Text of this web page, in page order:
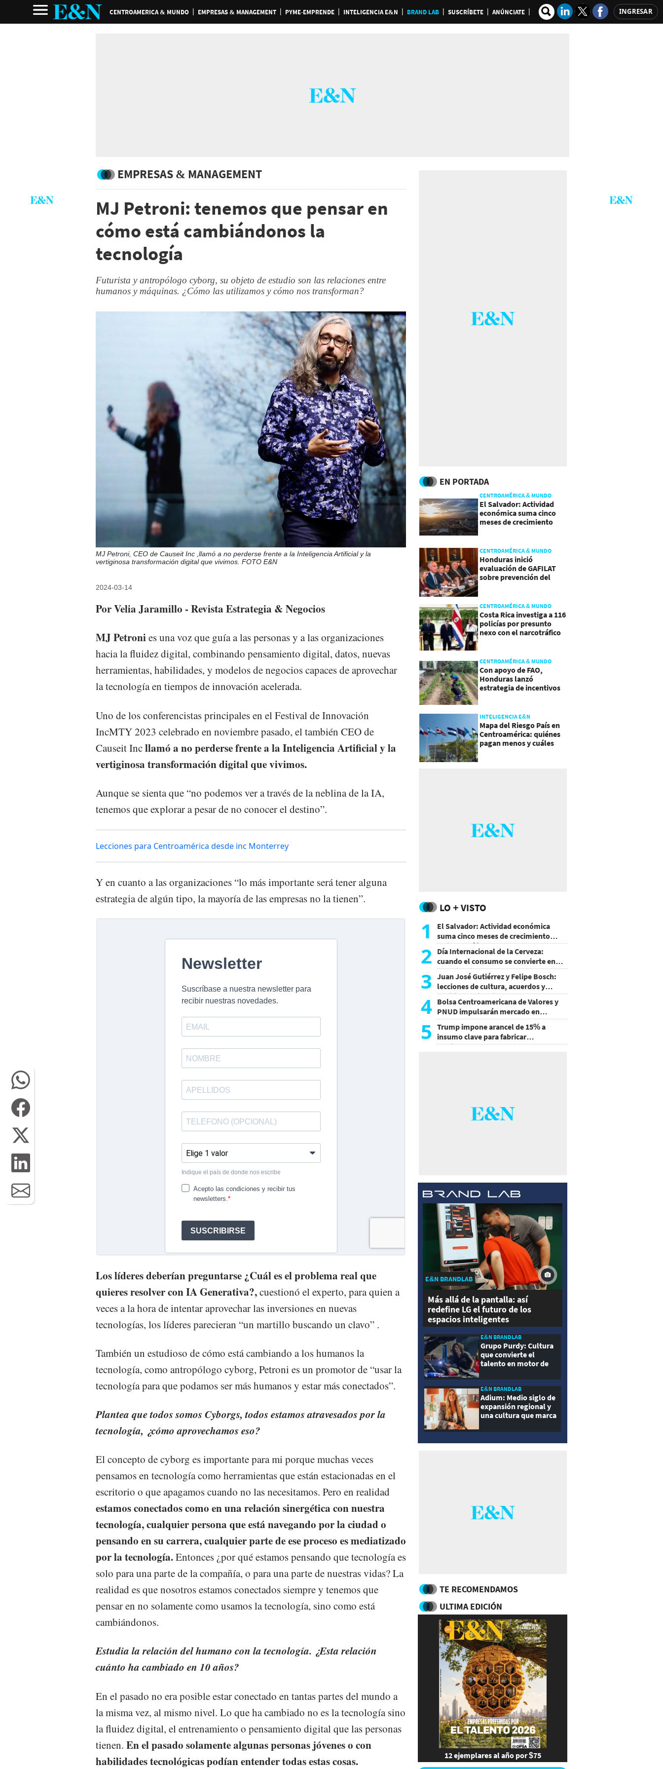
CENTROAMERICA & MUNDO EMPRESAS & MANAGEMENT PYME-EMPRENDE INTELIGENCIA E&N BRAND LAB SUSCRÍBETE ANÚNCIATE INGRESAR
EMPRESAS & MANAGEMENT
MJ Petroni: tenemos que pensar en
cómo está cambiándonos la
tecnología
Futurista y antropólogo cyborg, su objeto de estudio son las relaciones entre
humanos y máquinas. ¿Cómo las utilizamos y cómo nos transforman?
MJ Petroni, CEO de Causeit Inc ,llamó a no perderse frente a la Inteligencia Artificial y la
vertiginosa transformación digital que vivimos. FOTO E&N
2024-03-14
Por Velia Jaramillo - Revista Estrategia & Negocios
MJ Petronies una voz que guía a las personas y a las organizaciones
hacia la fluidez digital, combinando pensamiento digital, datos, nuevas
herramientas, habilidades, y modelos de negocios capaces de aprovechar
la tecnología en tiempos de innovación acelerada.
Uno de los conferencistas principales en el Festival de Innovación
IncMTY 2023 celebrado en noviembre pasado, el también CEO de
Causeit Incllamó a no perderse frente a la Inteligencia Artificial y la
vertiginosa transformación digital que vivimos.
Aunque se sienta que “no podemos ver a través de la neblina de la IA,
tenemos que explorar a pesar de no conocer el destino”.
Lecciones para Centroamérica desde inc Monterrey
Y en cuanto a las organizaciones “lo más importante será tener alguna
estrategia de algún tipo, la mayoría de las empresas no la tienen”.
Los líderes deberían preguntarse ¿Cuál es el problema real que
quieres resolver con IA Generativa?,cuestionó el experto, para quien a
veces a la hora de intentar aprovechar las inversiones en nuevas
tecnologías, los líderes parecieran “un martillo buscando un clavo” .
También un estudioso de cómo está cambiando a los humanos la
tecnología, como antropólogo cyborg, Petroni es un promotor de “usar la
tecnología para que podamos ser más humanos y estar más conectados”.
Plantea que todos somos Cyborgs, todos estamos atravesados por la
tecnología, ¿cómo aprovechamos eso?
El concepto de cyborg es importante para mi porque muchas veces
pensamos en tecnología como herramientas que están estacionadas en el
escritorio o que apagamos cuando no las necesitamos. Pero en realidad
estamos conectados como en una relación sinergética con nuestra
tecnología, cualquier persona que está navegando por la ciudad o
pensando en su carrera, cualquier parte de ese proceso es mediatizado
por la tecnología.Entonces ¿por qué estamos pensando que tecnología es
solo para una parte de la compañía, o para una parte de nuestras vidas? La
realidad es que nosotros estamos conectados siempre y tenemos que
pensar en no solamente como usamos la tecnología, sino como está
cambiándonos.
Estudia la relación del humano con la tecnología. ¿Esta relación
cuánto ha cambiado en 10 años?
En el pasado no era posible estar conectado en tantas partes del mundo a
la misma vez, al mismo nivel. Lo que ha cambiado no es la tecnología sino
la fluidez digital, el entrenamiento o pensamiento digital que las personas
tienen. En el pasado solamente algunas personas jóvenes o con
habilidades tecnológicas podían entender todas estas cosas.
EN PORTADA
CENTROAMÉRICA & MUNDO
El Salvador: Actividad
económica suma cinco
meses de crecimiento
CENTROAMÉRICA & MUNDO
Honduras inició
evaluación de GAFILAT
sobre prevención del
CENTROAMÉRICA & MUNDO
Costa Rica investiga a 116
policías por presunto
nexo con el narcotráfico
CENTROAMÉRICA & MUNDO
Con apoyo de FAO,
Honduras lanzó
estrategia de incentivos
INTELIGENCIA E&N
Mapa del Riesgo País en
Centroamérica: quiénes
pagan menos y cuáles
LO + VISTO
1
El Salvador: Actividad económica
suma cinco meses de crecimiento
arriba de 4%
2 Día Internacional de la Cerveza:
cuando el consumo se convierte en
experiencia
3 Juan José Gutiérrez y Felipe Bosch:
lecciones de cultura, acuerdos y
decisiones sin miedo
4 Bolsa Centroamericana de Valores y
PNUD impulsarán mercado en
Honduras
5
Trump impone arancel de 15% a
insumo clave para fabricar
semiconductores y paneles
E&N BRANDLAB
Más allá de la pantalla: así
redefine LG el futuro de los
espacios inteligentes
E&N BRANDLAB
Grupo Purdy: Cultura
que convierte el
talento en motor de
E&N BRANDLAB
Adium: Medio siglo de
expansión regional y
una cultura que marca
TE RECOMENDAMOS
ULTIMA EDICIÓN
12 ejemplares al año por $75